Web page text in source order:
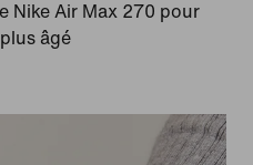
Nike Air Max 270 pour
âgé